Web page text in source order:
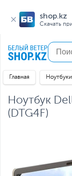
shop.kz
Скачать
Главная Ноутбуки
Ноутбук
(DTG4F)